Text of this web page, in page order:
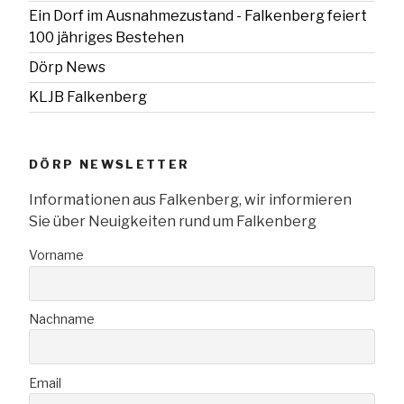
Ein Dorf im Ausnahmezustand - Falkenberg feiert
100 jähriges Bestehen
Dörp News
KLJB Falkenberg
DÖRP NEWSLETTER
Informationen aus Falkenberg, wir informieren
Sie über Neuigkeiten rund um Falkenberg
Vorname
Nachname
Email